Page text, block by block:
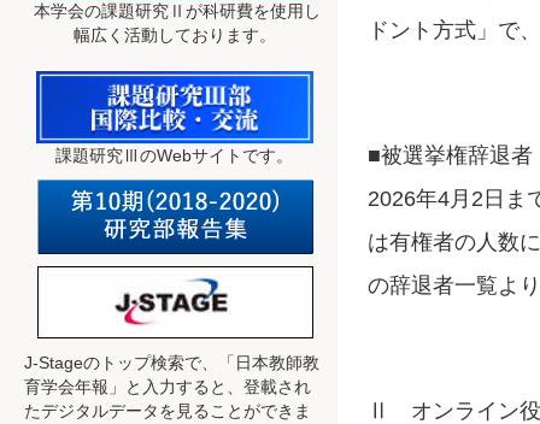
ドント方式」で
■被選挙権辞退
2026年4月2日ま
は有権者の人数
の辞退者一覧よ
Ⅱ オンライン役
本学会の課題研究Ⅱが科研費を使用し
幅広く活動しております。
課題研究ⅢのWebサイトです。
J-Stageのトップ検索で、
「日本教師教
育学会年報」と入力すると、登載され
たデジタルデータを見ることができま